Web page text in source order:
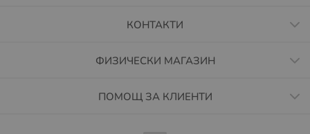
КОНТАКТИ
ФИЗИЧЕСКИ МАГАЗИН
ПОМОЩ ЗА КЛИЕНТИ